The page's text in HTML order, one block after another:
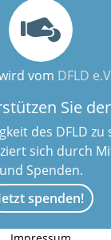
vom DFLD
Sie
des DFLD
sich durch
und Spenden.
spenden!